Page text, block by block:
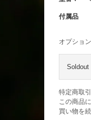
付属品
オプショ
Soldout
特定商取
この商品
買い物を